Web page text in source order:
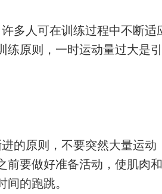
多人可在训练过程中不断适
练原则，一时运动量过大是
的原则，不要突然大量运动
前要做好准备活动，使肌肉
的跑跳。